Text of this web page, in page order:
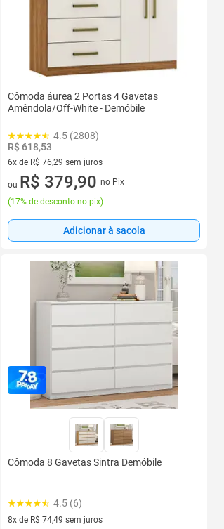
Cômoda áurea 2 Portas 4 Gavetas
Amêndola/Off-White - Demóbile
4.5 (2808)
R$ 618,53
6x de R$ 76,29 sem juros
6 vez de R$ 76,29 sem juros
ou R$ 379,90 no Pix
(17% de desconto no pix)
Adicionar à sacola
Cômoda 8 Gavetas Sintra Demóbile
4.5 (6)
8x de R$ 74,49 sem juros